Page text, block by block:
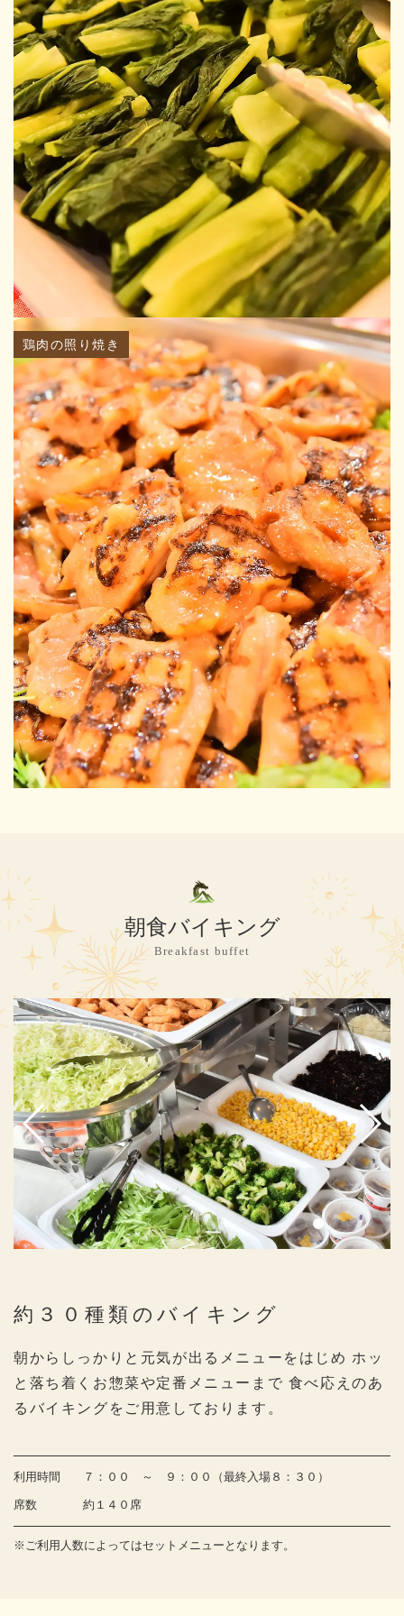
鶏肉の照り焼き
朝食バイキング
Breakfast buffet
約３０種類のバイキング
朝からしっかりと元気が出るメニューをはじめ ホッ
と落ち着くお惣菜や定番メニューまで 食べ応えのあ
るバイキングをご用意しております。
利用時間 ７：００ ～ ９：００（最終入場８：３０）
席数 約１４０席
※ご利用人数によってはセットメニューとなります。